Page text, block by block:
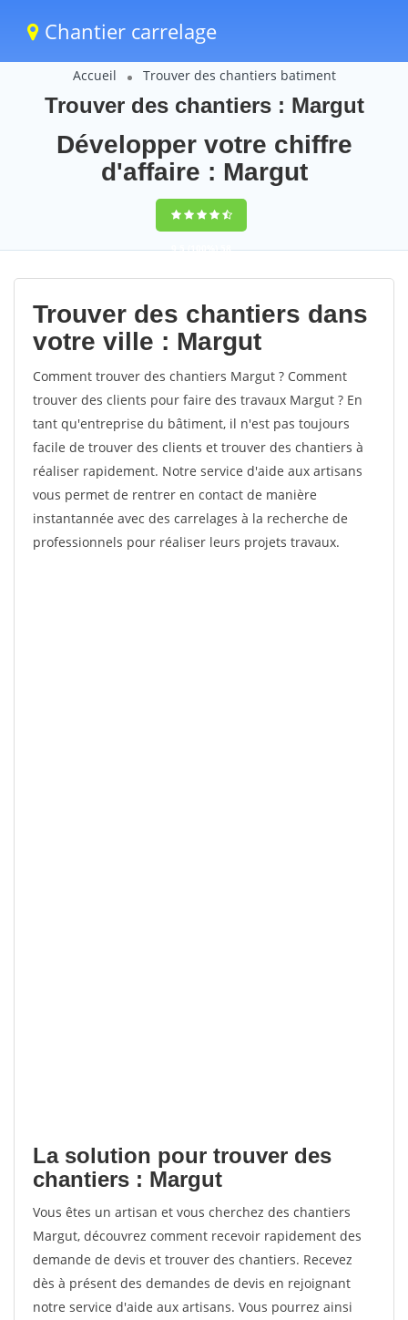
Chantier carrelage
Accueil Trouver des chantiers batiment
Trouver des chantiers : Margut
Développer votre chiffre
d'affaire : Margut
9,5(100%)58
votes
Trouver des chantiers dans
votre ville : Margut
Comment trouver des chantiers Margut ? Comment
trouver des clients pour faire des travaux Margut ? En
tant qu'entreprise du bâtiment, il n'est pas toujours
facile de trouver des clients et trouver des chantiers à
réaliser rapidement. Notre service d'aide aux artisans
vous permet de rentrer en contact de manière
instantannée avec des carrelages à la recherche de
professionnels pour réaliser leurs projets travaux.
La solution pour trouver des
chantiers : Margut
Vous êtes un artisan et vous cherchez des chantiers
Margut, découvrez comment recevoir rapidement des
demande de devis et trouver des chantiers. Recevez
dès à présent des demandes de devis en rejoignant
notre service d'aide aux artisans. Vous pourrez ainsi